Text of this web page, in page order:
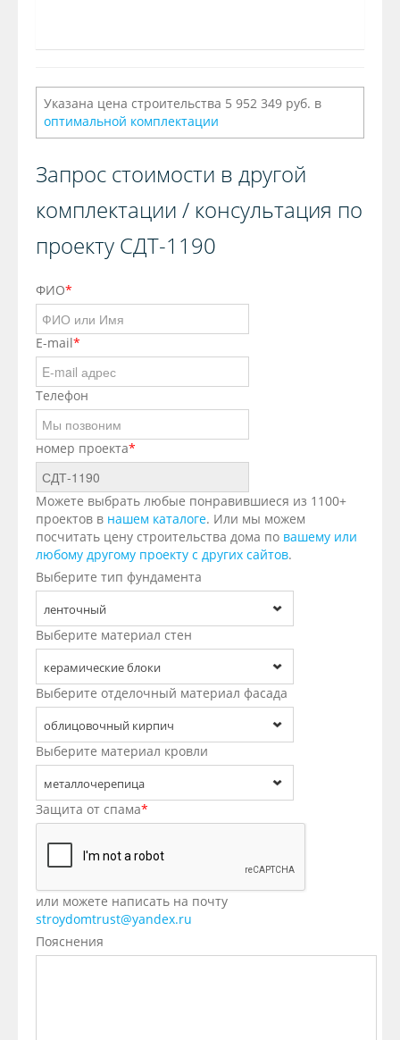
Указана цена строительства 5 952 349 руб. в
оптимальной комплектации
Запрос стоимости в другой
комплектации / консультация по
проекту СДТ-1190
ФИО*
E-mail*
Телефон
номер проекта*
Можете выбрать любые понравившиеся из 1100+
проектов в нашем каталоге. Или мы можем
посчитать цену строительства дома по вашему или
любому другому проекту с других сайтов.
Выберите тип фундамента
ленточный
Выберите материал стен
керамические блоки
Выберите отделочный материал фасада
облицовочный кирпич
Выберите материал кровли
металлочерепица
Защита от спама*
или можете написать на почту
stroydomtrust@yandex.ru
Пояснения